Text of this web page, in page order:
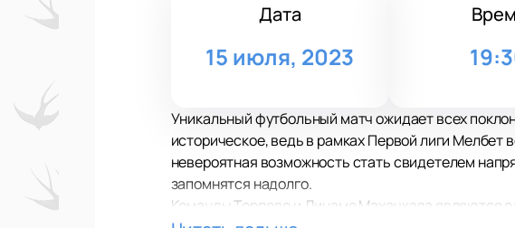
Дата
15 июля, 2023
Уникальный футбольный матч ожидает всех
историческое, ведь в рамках Первой лиги
невероятная возможность стать свидетелем
запомнятся надолго.
Команды Торпедо и Динамо Махачкала являются